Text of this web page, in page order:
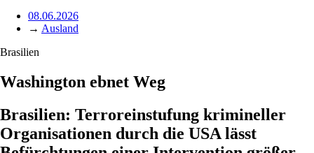
08.06.2026
→ Ausland
Brasilien
Washington ebnet Weg
Brasilien: Terroreinstufung krimineller
Organisationen durch die USA lässt